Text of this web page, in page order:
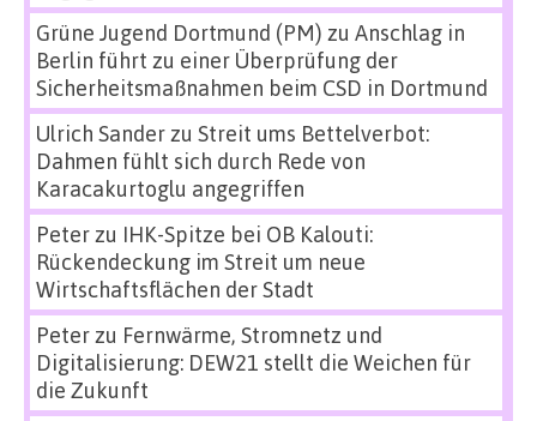
Grüne Jugend Dortmund (PM) zu Anschlag in
Berlin führt zu einer Überprüfung der
Sicherheitsmaßnahmen beim CSD in Dortmund
Ulrich Sanderzu Streit ums Bettelverbot:
Dahmen fühlt sich durch Rede von
Karacakurtoglu angegriffen
Peterzu IHK-Spitze bei OB Kalouti:
Rückendeckung im Streit um neue
Wirtschaftsflächen der Stadt
Peterzu Fernwärme, Stromnetz und
Digitalisierung: DEW21 stellt die Weichen für
die Zukunft